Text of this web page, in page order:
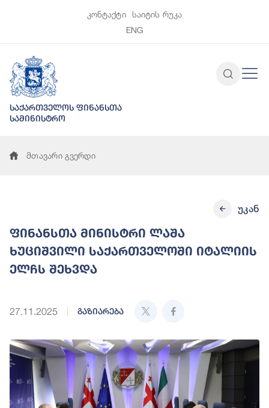
კონტაქტი
საიტის რუკა
ENG
საქართველოს ფინანსთა
სამინისტრო
მთავარი გვერდი
ფინანსთა მინისტრი ლაშა
ხუციშვილი საქართველოში იტალიის
ელჩს შეხვდა
27.11.2025 გაზიარება
უკან